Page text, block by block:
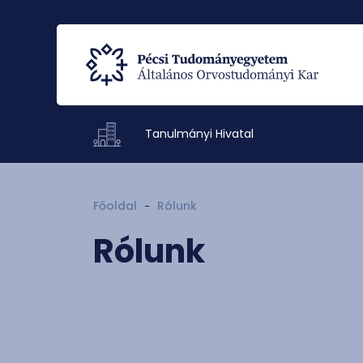
Tanulmányi Hivatal
Főoldal Rólunk
Rólunk